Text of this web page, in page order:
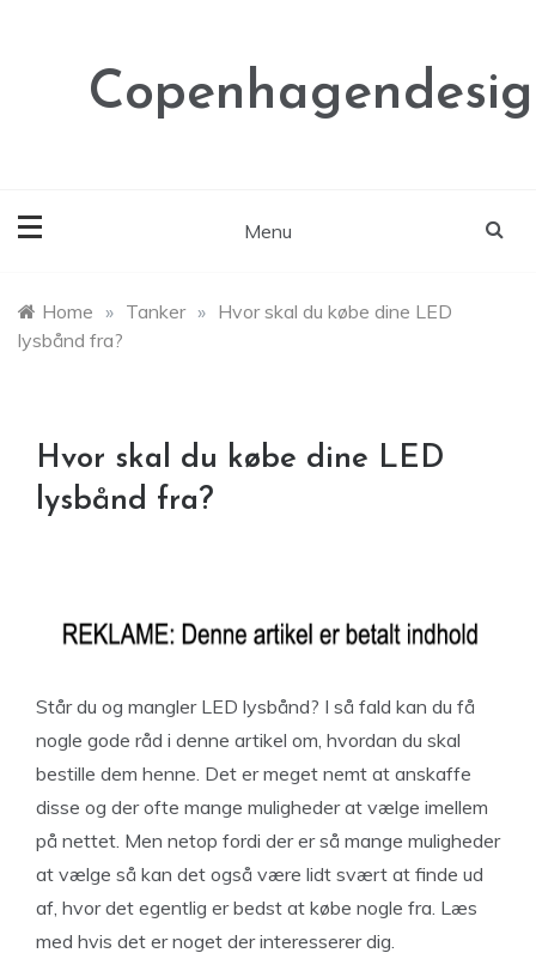
Menu
Home » Tanker » Hvor skal du købe dine LED
lysbånd fra?
Hvor skal du købe dine LED
lysbånd fra?
Står du og mangler LED lysbånd? I så fald kan du få
nogle gode råd i denne artikel om, hvordan du skal
bestille dem henne. Det er meget nemt at anskaffe
disse og der ofte mange muligheder at vælge imellem
på nettet. Men netop fordi der er så mange muligheder
at vælge så kan det også være lidt svært at finde ud
af, hvor det egentlig er bedst at købe nogle fra. Læs
med hvis det er noget der interesserer dig.